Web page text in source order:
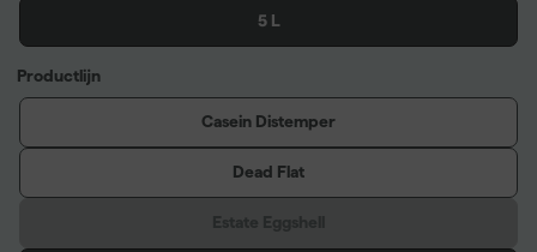
5 L
Productlijn
Casein Distemper
Dead Flat